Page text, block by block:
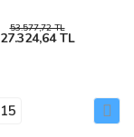
53.577,72 TL
27.324,64 TL
15